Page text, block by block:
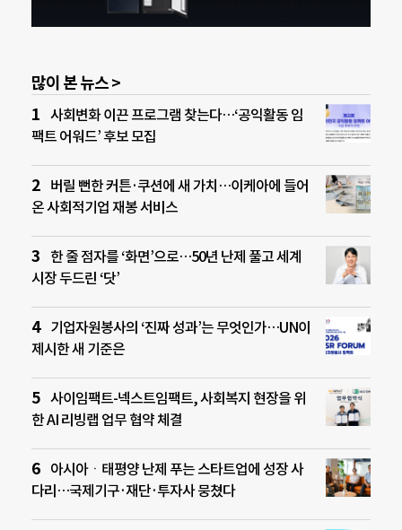
많이 본 뉴스 >
사회변화 이끈 프로그램 찾는다…‘공익활동 임
팩트 어워드’ 후보 모집
버릴 뻔한 커튼·쿠션에 새 가치…이케아에 들어
온 사회적기업 재봉 서비스
한 줄 점자를 ‘화면’으로…50년 난제 풀고 세계
시장 두드린 ‘닷’
기업자원봉사의 ‘진짜 성과’는 무엇인가…UN이
제시한 새 기준은
사이임팩트-넥스트임팩트, 사회복지 현장을 위
한 AI 리빙랩 업무 협약 체결
아시아ㆍ태평양 난제 푸는 스타트업에 성장 사
다리…국제기구·재단·투자사 뭉쳤다